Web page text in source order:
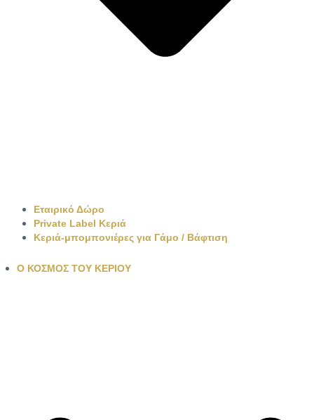
Εταιρικό Δώρο
Private Label Κεριά
Κεριά-μπομπονιέρες για Γάμο / Βάφτιση
Ο ΚΟΣΜΟΣ ΤΟΥ ΚΕΡΙΟΥ